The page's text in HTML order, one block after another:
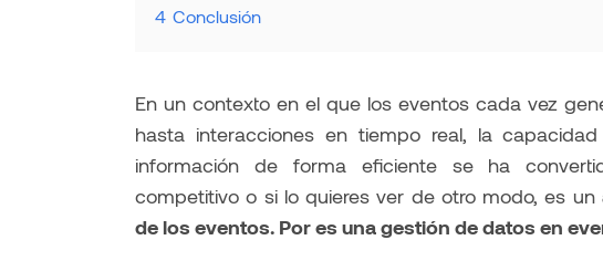
4 Conclusión
En un contexto en el que los eventos cada vez
hasta interacciones en tiempo real, la
información de forma eficiente se ha
competitivo o si lo quieres ver de otro modo, es un
de los eventos. Por es una gestión de datos en